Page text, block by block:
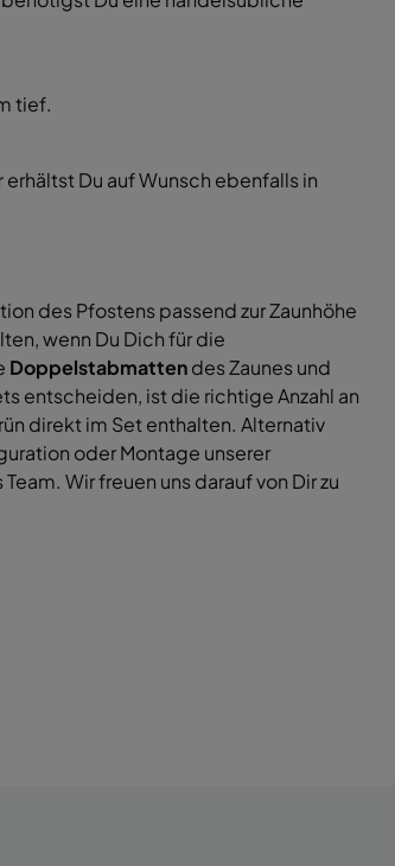
tief.
erhältst Du auf Wunsch ebenfalls in
des Pfostens passend zur Zaunhöhe
wenn Du Dich für die
Doppelstabmattendes Zaunes und
entscheiden, ist die richtige Anzahl an
direkt im Set enthalten. Alternativ
oder Montage unserer
Wir freuen uns darauf von Dir zu